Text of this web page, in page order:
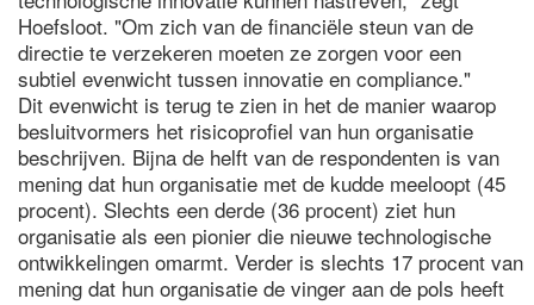
Hoefsloot. "Om zich van de financiële steun van de
directie te verzekeren moeten ze zorgen voor een
subtiel evenwicht tussen innovatie en compliance."
Dit evenwicht is terug te zien in het de manier waarop
besluitvormers het risicoprofiel van hun organisatie
beschrijven. Bijna de helft van de respondenten is van
mening dat hun organisatie met de kudde meeloopt (45
procent). Slechts een derde (36 procent) ziet hun
organisatie als een pionier die nieuwe technologische
ontwikkelingen omarmt. Verder is slechts 17 procent van
mening dat hun organisatie de vinger aan de pols heeft